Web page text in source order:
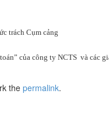
trách Cụm cảng
của công ty NCTS và các
the permalink.